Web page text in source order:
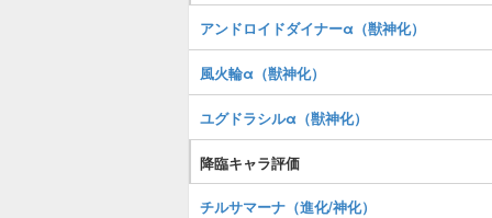
アンドロイドダイナーα（獣神化）
風火輪α（獣神化）
ユグドラシルα（獣神化）
降臨キャラ評価
チルサマーナ（進化/神化）